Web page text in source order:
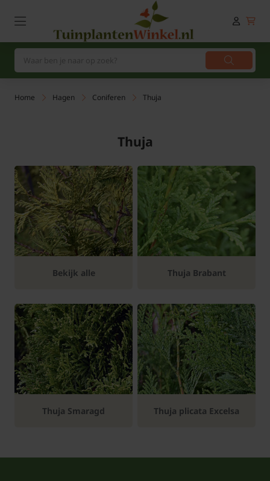
Home Hagen Coniferen Thuja
Thuja
Bekijk alle Thuja Brabant
Thuja Smaragd Thuja plicata Excelsa